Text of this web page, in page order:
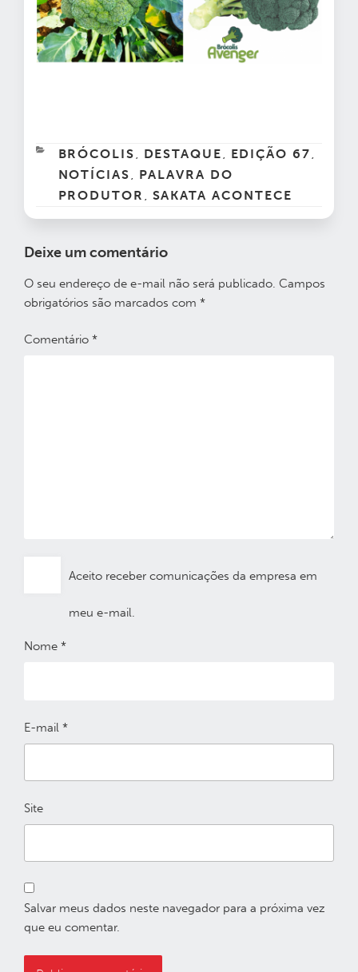
CATEGORIAS
BRÓCOLIS , DESTAQUE , EDIÇÃO 67 ,
NOTÍCIAS ,
PALAVRA DO
PRODUTOR , SAKATA ACONTECE
Deixe um comentário
O seu endereço de e-mail não será publicado. Campos
obrigatórios são marcados com *
Comentário *
Aceito receber comunicações da empresa em
meu e-mail.
Nome *
E-mail *
Site
Salvar meus dados neste navegador para a próxima vez
que eu comentar.